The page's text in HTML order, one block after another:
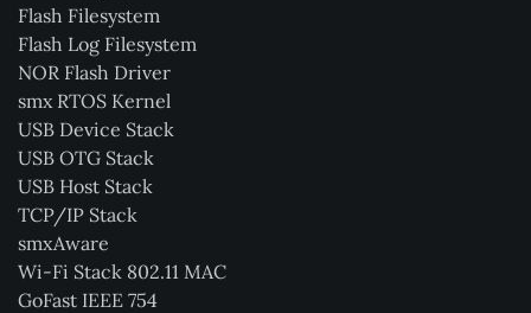
Flash Filesystem
Flash Log Filesystem
NOR Flash Driver
smx RTOS Kernel
USB Device Stack
USB OTG Stack
USB Host Stack
TCP/IP Stack
smxAware
Wi-Fi Stack 802.11 MAC
GoFast IEEE 754